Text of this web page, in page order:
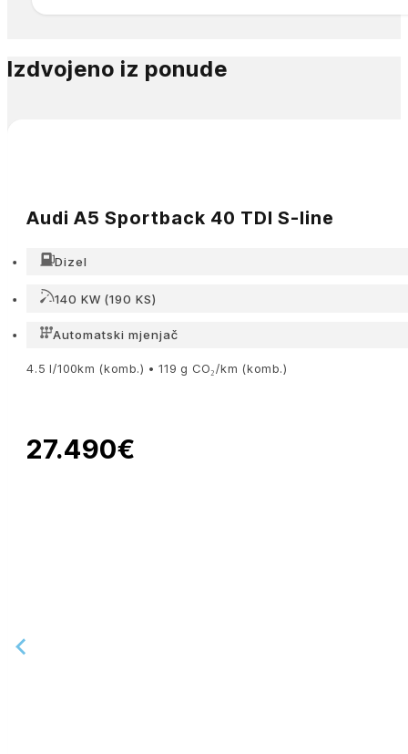
Izdvojeno iz ponude
Audi A5 Sportback 40 TDI S-line
Dizel
140 KW (190 KS)
Automatski mjenjač
4.5 l/100km (komb.) • 119 g CO₂/km (komb.)
27.490€